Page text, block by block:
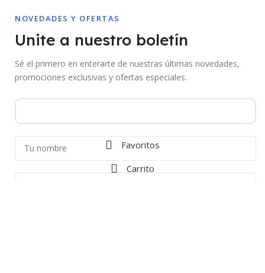
NOVEDADES Y OFERTAS
Unite a nuestro boletín
Sé el primero en enterarte de nuestras últimas novedades,
promociones exclusivas y ofertas especiales.
Favoritos
Carrito